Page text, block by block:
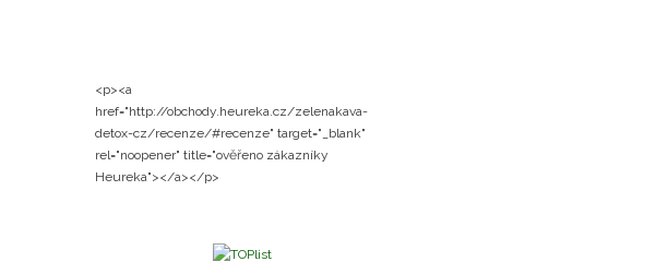
<p><a
href="http://obchody.heureka.cz/zelenakava-
detox-cz/recenze/#recenze" target="_blank"
rel="noopener" title="ověřeno zákazníky
Heureka"></a></p>